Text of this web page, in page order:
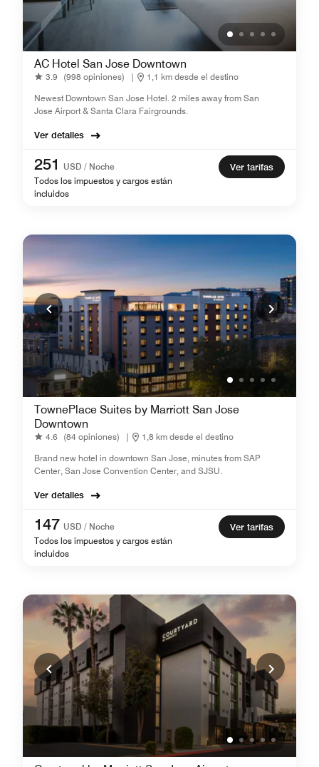
AC Hotel San Jose Downtown
3.9 (998 opiniones) |
1,1 km desde el destino
Newest Downtown San Jose Hotel. 2 miles away from San
Jose Airport & Santa Clara Fairgrounds.
Ver detalles
251
USD / Noche
Todos los impuestos y cargos están
incluidos
Ver tarifas
TownePlace Suites by Marriott San Jose
Downtown
4.6 (84 opiniones) |
1,8 km desde el destino
Brand new hotel in downtown San Jose, minutes from SAP
Center, San Jose Convention Center, and SJSU.
Ver detalles
147 USD / Noche
Todos los impuestos y cargos están
incluidos
Ver tarifas